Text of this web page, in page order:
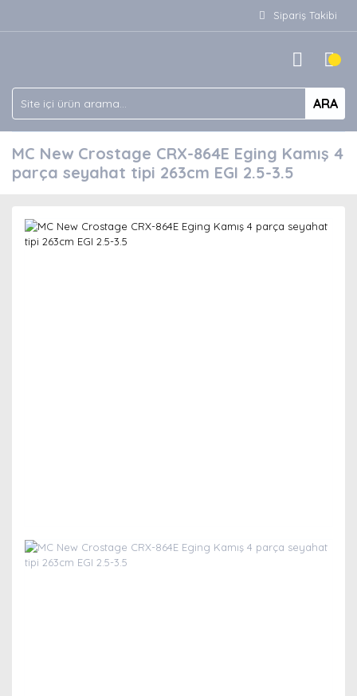
Sipariş Takibi
ARA
MC New Crostage CRX-864E Eging Kamış 4
parça seyahat tipi 263cm EGI 2.5-3.5